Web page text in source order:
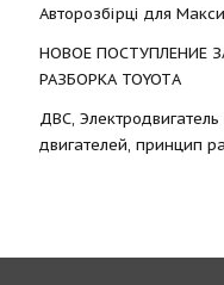
Авторозбірці для
НОВОЕ ПОСТУПЛЕНИЕ
РАЗБОРКА TOYOTА
ДВС,
двигателей, принцип